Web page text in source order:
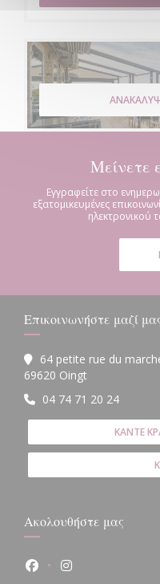
Μείνετε
Εγγραφείτε στο
εξατομικευμένες
ηλεκτρονικού
Επικοινωνήστε μαζί
64 petite rue du
69620 Oingt
04 74 71 20 24
ΚΆΝΤΕ
Ακολουθήστε μας
Facebook ((ανοίγει
Instagram